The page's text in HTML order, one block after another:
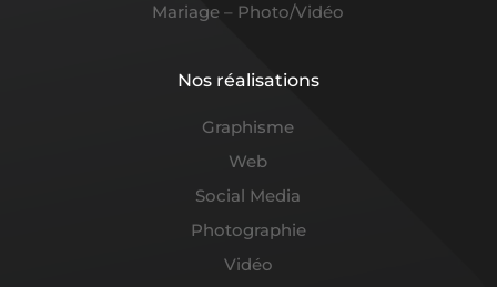
Mariage – Photo/Vidéo
Nos réalisations
Graphisme
Web
Social Media
Photographie
Vidéo